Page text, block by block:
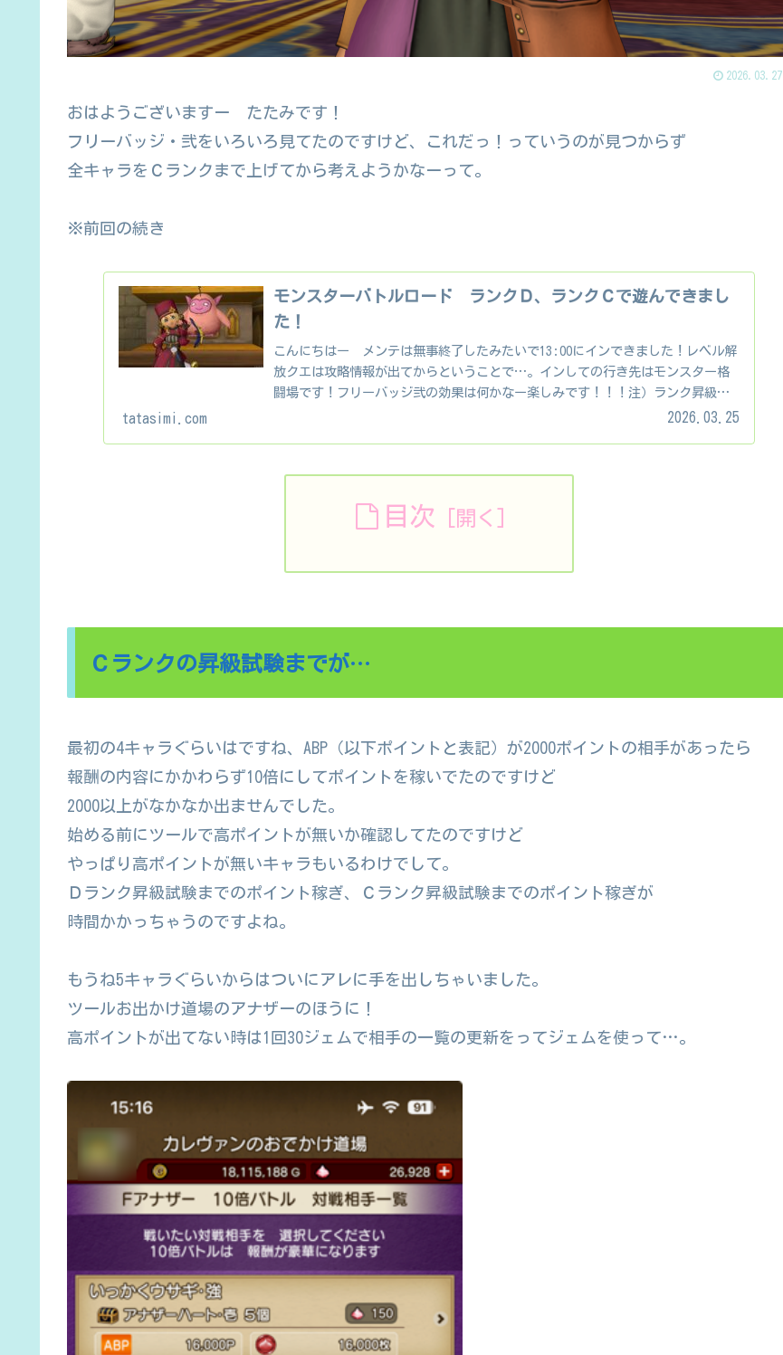
2026.03.27
おはようございますー たたみです！
フリーバッジ・弐をいろいろ見てたのですけど、これだっ！っていうのが見つからず
全キャラをＣランクまで上げてから考えようかなーって。
※前回の続き
モンスターバトルロード ランクＤ、ランクＣで遊んできまし
た！
こんにちはー メンテは無事終了したみたいで13:00にインできました！レベル解
放クエは攻略情報が出てからということで…。インしての行き先はモンスター格
闘場です！フリーバッジ弐の効果は何かなー楽しみです！！！注）ランク昇級試
tatasimi.com 2026.03.25
目次
Ｃランクの昇級試験までが…
最初の4キャラぐらいはですね、ABP（以下ポイントと表記）が2000ポイントの相手があったら
報酬の内容にかかわらず10倍にしてポイントを稼いでたのですけど
2000以上がなかなか出ませんでした。
始める前にツールで高ポイントが無いか確認してたのですけど
やっぱり高ポイントが無いキャラもいるわけでして。
Ｄランク昇級試験までのポイント稼ぎ、Ｃランク昇級試験までのポイント稼ぎが
時間かかっちゃうのですよね。
もうね5キャラぐらいからはついにアレに手を出しちゃいました。
ツールお出かけ道場のアナザーのほうに！
高ポイントが出てない時は1回30ジェムで相手の一覧の更新をってジェムを使って…。